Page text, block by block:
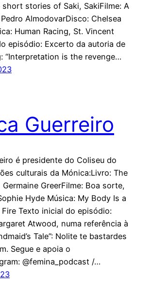
stories of Saki, SakiFilme: A
AlmodovarDisco: Chelsea
Human Racing, St. Vincent
episódio: Excerto da autoria de
“Interpretation is the revenge…
Guerreiro
é presidente do Coliseu do
culturais da Mónica:Livro: The
GreerFilme: Boa sorte,
Hyde Música: My Body Is a
Fire Texto inicial do episódio:
Atwood, numa referência à
Tale”: Nolite te bastardes
Segue e apoia o
@femina_podcast /…